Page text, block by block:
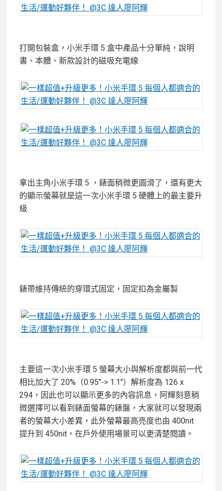
打開包裝盒，小米手環 5 盒中產品十分單純，說明
書、本體、新款設計的磁吸充電線
拿出主角小米手環 5 ，錶面稍微更圓滑了，還有更大
的顯示螢幕就是這一次小米手環 5 硬體上的最主要升
級
錶帶維持傳統的穿環式固定，固定扣為金屬製
主要這一次小米手環 5 螢幕大小與解析度都與前一代
相比加大了 20%（0.95″-> 1.1″）解析度為 126 x
294，因此也可以顯示更多的內容訊息，阿輝刻意稍
微選擇可以看到錶面螢幕的錶盤，大家就可以發現兩
者的螢幕大小差異，此外螢幕最高亮度也由 400nit
提升到 450nit，在戶外使用場景可以更清楚閱讀。